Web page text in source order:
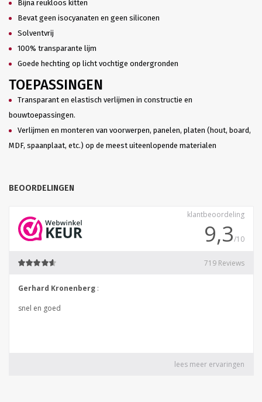
Bijna reukloos kitten
Bevat geen isocyanaten en geen siliconen
Solventvrij
100% transparante lijm
Goede hechting op licht vochtige ondergronden
TOEPASSINGEN
Transparant en elastisch verlijmen in constructie en
bouwtoepassingen.
Verlijmen en monteren van voorwerpen, panelen, platen (hout, board,
MDF, spaanplaat, etc.) op de meest uiteenlopende materialen
BEOORDELINGEN